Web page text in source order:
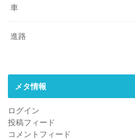
車
進路
メタ情報
ログイン
投稿フィード
コメントフィード